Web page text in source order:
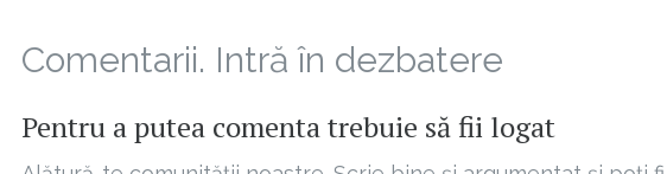
Comentarii. Intră în dezbatere
Pentru a putea comenta trebuie să fii logat